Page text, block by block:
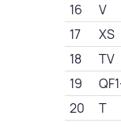
16
V
17
XS
18
TV
19
20
T